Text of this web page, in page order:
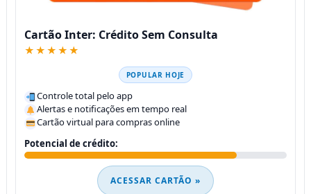
Cartão Inter: Crédito Sem Consulta
★★★★★
POPULAR HOJE
Controle total pelo app
Alertas e notificações em tempo real
Cartão virtual para compras online
Potencial de crédito:
ACESSAR CARTÃO »